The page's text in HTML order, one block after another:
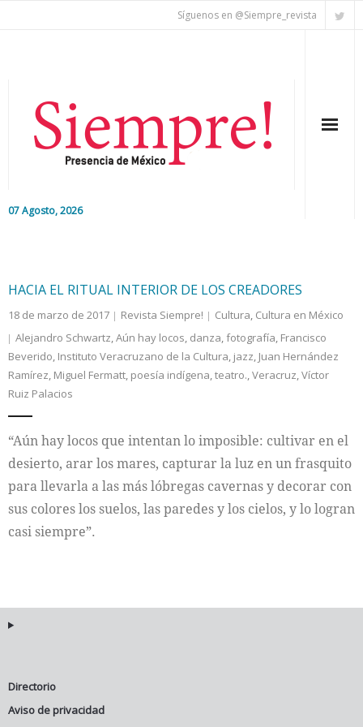
Síguenos en @Siempre_revista
07 Agosto, 2026
Nacional
Colaboradores
Internacional
Cultura
HACIA EL RITUAL INTERIOR DE LOS CREADORES
18 de marzo de 2017 Revista Siempre! Cultura, Cultura en México
Alejandro Schwartz,Aún hay locos, danza,fotografía, Francisco
Beverido, Instituto Veracruzano de la Cultura, jazz, Juan Hernández
Ramírez, Miguel Fermatt, poesía indígena,teatro.,Veracruz,Víctor
Ruiz Palacios
“Aún hay locos que intentan lo imposible: cultivar en el
desierto, arar los mares, capturar la luz en un frasquito
para llevarla a las más lóbregas cavernas y decorar con
sus colores los suelos, las paredes y los cielos, y lo logran
casi siempre”.
Directorio
Aviso de privacidad